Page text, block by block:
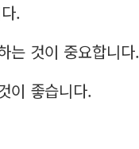
.
는 것이 중요합니다.
이 좋습니다.